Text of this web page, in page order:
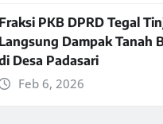
Fraksi PKB DPRD Tegal
Langsung Dampak Tanah
Desa Padasari
Feb 6, 2026